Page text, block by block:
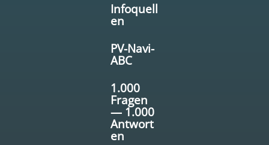
Infoquell
en
PV-Navi-
ABC
1.000
Fragen
— 1.000
Antwort
en